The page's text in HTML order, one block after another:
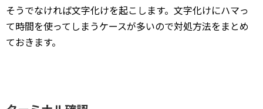
そうでなければ文字化けを起こします。文字化けにハマっ
て時間を使ってしまうケースが多いので対処方法をまとめ
ておきます。